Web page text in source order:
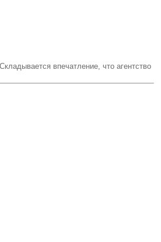
впечатление, что агентство